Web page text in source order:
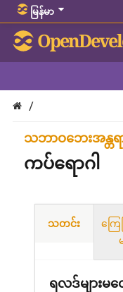
မြန်မာ
/
သဘာဝဘေးအန္တရ
ကပ်ရောဂါ
သတင်း
ကြေ
ရလဒ်များမတွ